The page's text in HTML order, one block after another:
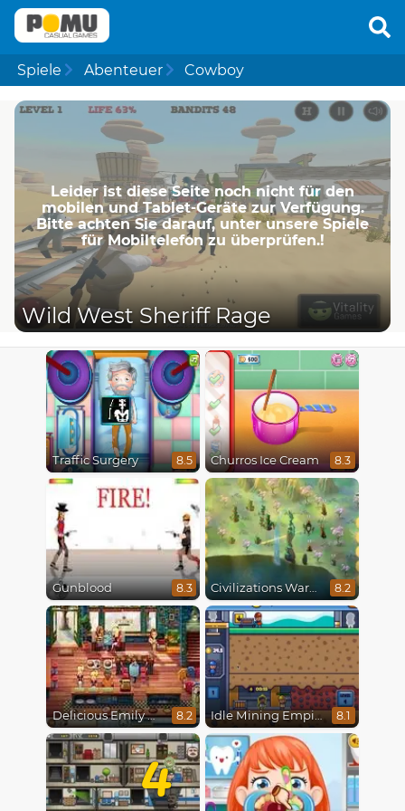
Spiele Abenteuer Cowboy
Leider ist diese Seite noch nicht für den
mobilen und Tablet-Geräte zur Verfügung.
Bitte achten Sie darauf, unter unsere Spiele
für Mobiltelefon zu überprüfen.!
Wild West Sheriff Rage
Traffic Surgery 8.5 Churros Ice Cream 8.3
Gunblood 8.3 Civilizations Wars Master Edition 8.2
Delicious Emily New Beginning 8.2 Idle Mining Empire 8.1
4